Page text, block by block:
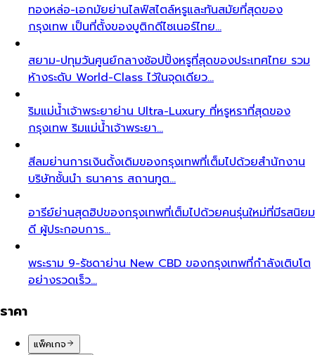
ทองหล่อ-เอกมัยย่านไลฟ์สไตล์หรูและทันสมัยที่สุดของ
กรุงเทพ เป็นที่ตั้งของบูติกดีไซเนอร์ไทย…
สยาม-ปทุมวันศูนย์กลางช้อปปิ้งหรูที่สุดของประเทศไทย รวม
ห้างระดับ World-Class ไว้ในจุดเดียว…
ริมแม่น้ำเจ้าพระยาย่าน Ultra-Luxury ที่หรูหราที่สุดของ
กรุงเทพ ริมแม่น้ำเจ้าพระยา…
สีลมย่านการเงินดั้งเดิมของกรุงเทพที่เต็มไปด้วยสำนักงาน
บริษัทชั้นนำ ธนาคาร สถานทูต…
อารีย์ย่านสุดฮิปของกรุงเทพที่เต็มไปด้วยคนรุ่นใหม่ที่มีรสนิยม
ดี ผู้ประกอบการ…
พระราม 9-รัชดาย่าน New CBD ของกรุงเทพที่กำลังเติบโต
อย่างรวดเร็ว…
ราคา
แพ็คเกจ